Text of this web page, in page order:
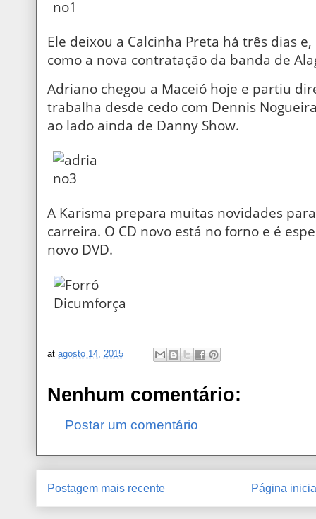
Ele deixou a Calcinha Preta há três dias
como a nova contratação da banda de
Adriano chegou a Maceió hoje e partiu
trabalha desde cedo com Dennis
ao lado ainda de Danny Show.
A Karisma prepara muitas novidades
carreira. O CD novo está no forno e é
novo DVD.
at agosto 14, 2015
Nenhum comentário:
Postar um comentário
Postagem mais recente Página